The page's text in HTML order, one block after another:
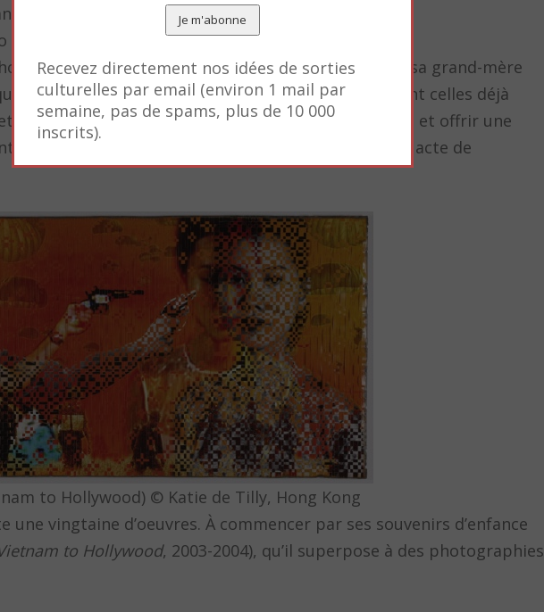
Darkness (STPI) #4 © Dinh Q. Lê /
courtesy of the Artist and STPI
traditionnelle du tissage de nattes effectué par sa grand-mère
Il n’utilise pas ses propres images mais réutilisent celles déjà
en valeur certaines parties, en occulter d’autres, et offrir une
que ce travail requiert agit sur lui comme un acte de
to Hollywood) © Katie de Tilly, Hong Kong
vingtaine d’oeuvres. À commencer par ses souvenirs d’enfance
to Hollywood, 2003-2004), qu’il superpose à des photographies
Recevez directement nos idées de sorties
culturelles par email (environ 1 mail par
semaine, pas de spams, plus de 10 000
inscrits).